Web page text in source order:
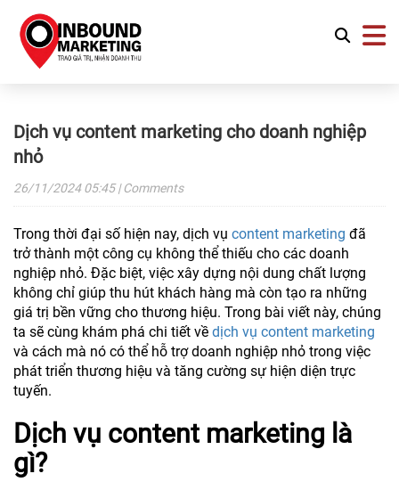
Dịch vụ content marketing cho doanh nghiệp
nhỏ
26/11/202405:45| Comments
Trong thời đại số hiện nay, dịch vụ content marketing đã
trở thành một công cụ không thể thiếu cho các doanh
nghiệp nhỏ. Đặc biệt, việc xây dựng nội dung chất lượng
không chỉ giúp thu hút khách hàng mà còn tạo ra những
giá trị bền vững cho thương hiệu. Trong bài viết này, chúng
ta sẽ cùng khám phá chi tiết về dịch vụ content marketing
và cách mà nó có thể hỗ trợ doanh nghiệp nhỏ trong việc
phát triển thương hiệu và tăng cường sự hiện diện trực
tuyến.
Dịch vụ content marketing là
gì?